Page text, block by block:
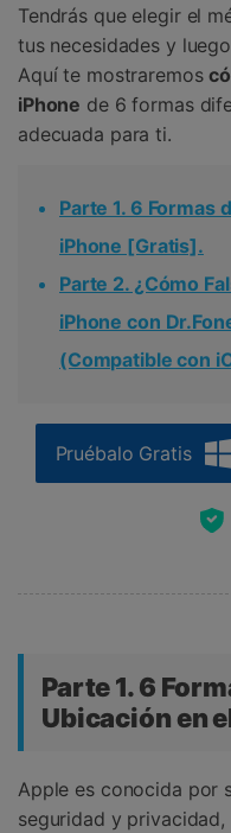
Tendrás que elegir el
tus necesidades y
Aquí te mostraremos
iPhone de 6 formas
adecuada para ti.
Parte 1. 6 Formas
iPhone [Gratis].
Parte 2. ¿Cómo
iPhone con
(Compatible con
Pruébalo Gratis
Parte 1. 6
Ubicación en
Apple es conocida por
seguridad y